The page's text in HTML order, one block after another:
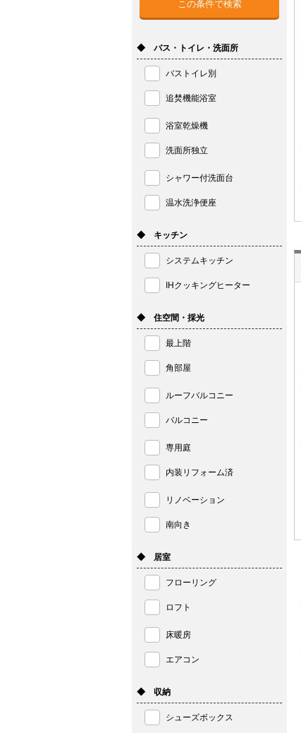
◆ バス・トイレ・洗面所
バストイレ別
追焚機能浴室
浴室乾燥機
洗面所独立
シャワー付洗面台
温水洗浄便座
◆ キッチン
システムキッチン
IHクッキングヒーター
◆ 住空間・採光
最上階
角部屋
ルーフバルコニー
バルコニー
専用庭
内装リフォーム済
リノベーション
南向き
◆ 居室
フローリング
ロフト
床暖房
エアコン
◆ 収納
シューズボックス